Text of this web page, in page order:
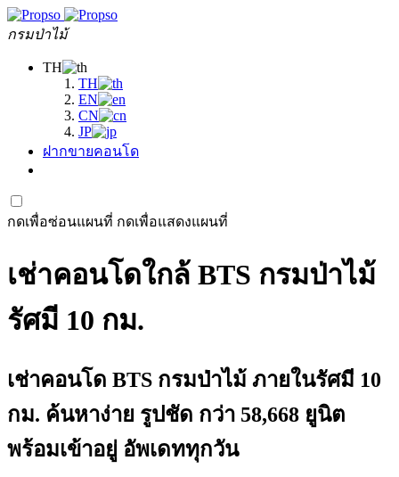
กรมป่าไม้
TH
TH
EN
CN
JP
ฝากขายคอนโด
กดเพื่อซ่อนแผนที่ กดเพื่อแสดงแผนที่
เช่าคอนโดใกล้ BTS กรมป่าไม้
รัศมี 10 กม.
เช่าคอนโด BTS กรมป่าไม้ ภายในรัศมี 10
กม. ค้นหาง่าย รูปชัด กว่า 58,668 ยูนิต
พร้อมเข้าอยู่ อัพเดททุกวัน